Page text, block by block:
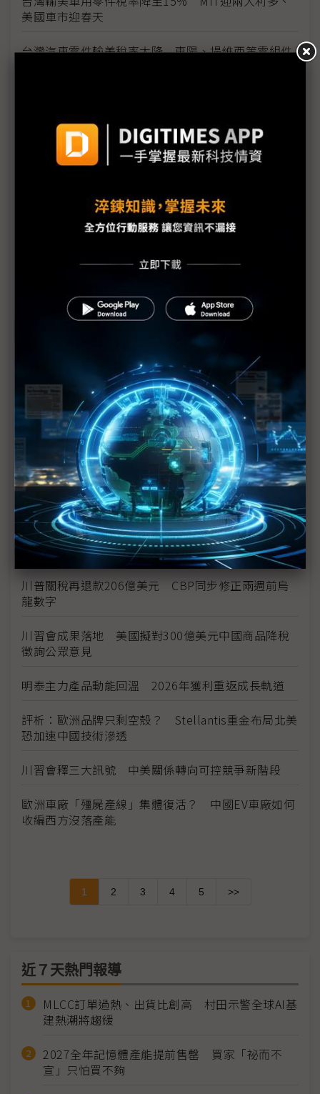
美國車市迎春天
台灣汽車零件輸美稅率大降 東陽、堤維西等零組件
朋程擴產搶攻高效車用元件市場 AI伺服器與HVDC
模組拚2027放量
規避關稅大打平價與豪奢雙戰線 中系電動車4月歐
洲市佔首破15%
AI應用與綠能發展推動創新
回應232關稅優惠上路 東陽：對台灣汽車零件產業
具正面意義
台美投資MOU關稅優惠先落地 汽車零組件15%、航
空零件迎近乎免稅
中資背景也能過關 Volvo獲白宮豁免可繼續在美賣
裕隆國產、外銷同步並進 嚴陳莉蓮：AI賦能強化核
心競爭力與轉型
茂林加速東南亞布局 越南新廠2Q量產、泰國建廠規
畫隨後上
川普關稅再退款206億美元 CBP同步修正兩週前烏
龍數字
川習會成果落地 美國擬對300億美元中國商品降稅
徵詢公眾意見
明泰主力產品動能回溫 2026年獲利重返成長軌道
評析：歐洲品牌只剩空殼？ Stellantis重金布局北美
恐加速中國技術滲透
川習會釋三大訊號 中美關係轉向可控競爭新階段
歐洲車廠「殭屍產線」集體復活？ 中國EV車廠如何
收編西方沒落產能
1 2 3 4 5 >>
近７天熱門報導
MLCC訂單過熱、出貨比創高 村田示警全球AI基
建熱潮將趨緩
2027全年記憶體產能提前售罄 買家「祕而不
宣」只怕買不夠